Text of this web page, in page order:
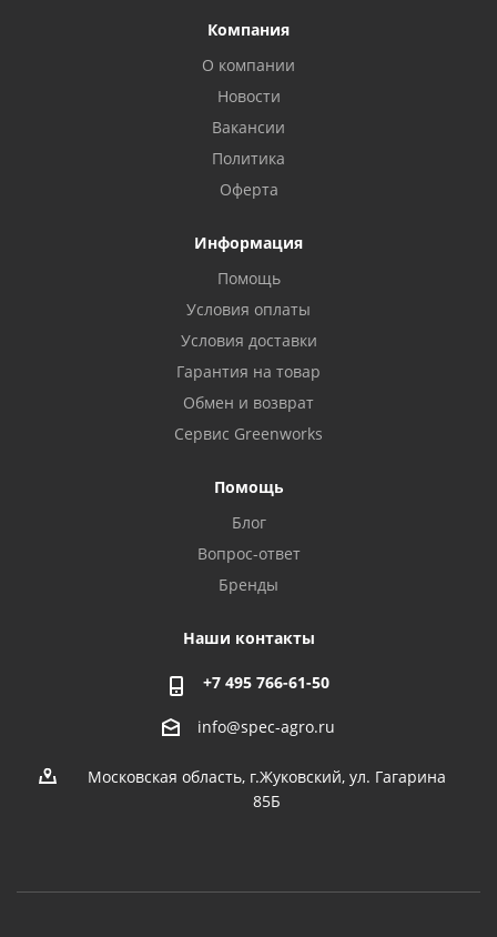
Компания
О компании
Новости
Вакансии
Политика
Оферта
Информация
Помощь
Условия оплаты
Условия доставки
Гарантия на товар
Обмен и возврат
Сервис Greenworks
Помощь
Блог
Вопрос-ответ
Бренды
Наши контакты
+7 495 766-61-50
info@spec-agro.ru
Московская область, г.Жуковский, ул. Гагарина
85Б